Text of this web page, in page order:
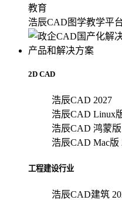
教育
浩辰CAD图学教学平
产品和解决方案
2D CAD
浩辰CAD 2027
浩辰CAD Linux
浩辰CAD 鸿蒙版
浩辰CAD Mac版
工程建设行业
浩辰CAD建筑